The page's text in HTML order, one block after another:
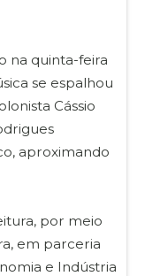
na quinta-feira
se espalhou
Cássio
aproximando
por meio
em parceria
e Indústria